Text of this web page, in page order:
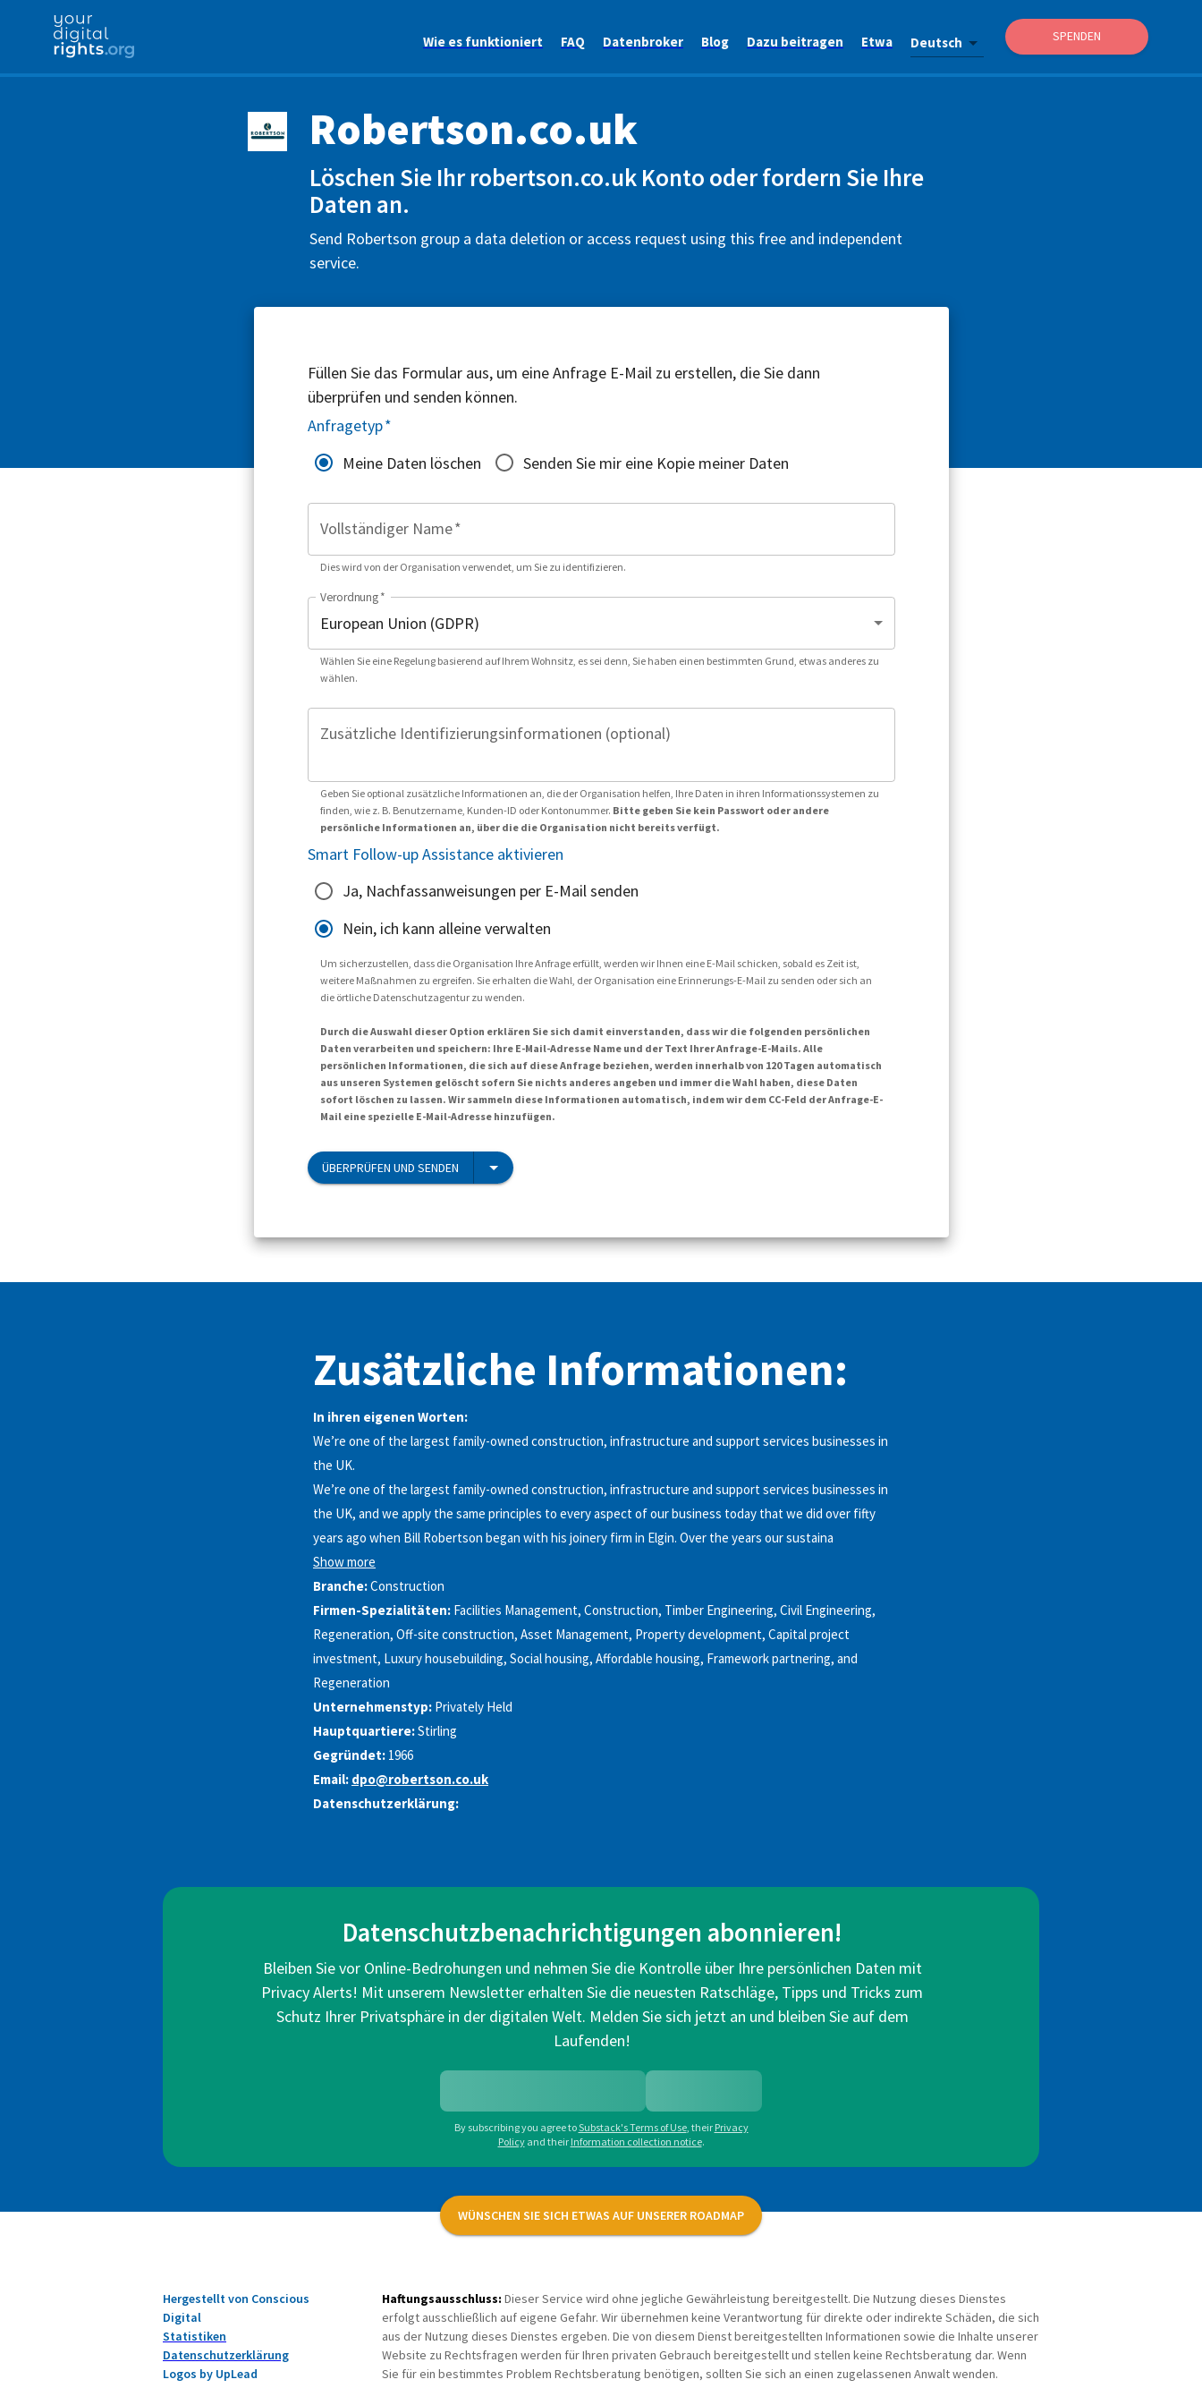
Wie es funktioniert FAQ Datenbroker Blog Dazu beitragen Etwa Deutsch SPENDEN
Robertson.co.uk
Löschen Sie Ihr robertson.co.uk Konto oder fordern Sie Ihre
Daten an.
Send Robertson group a data deletion or access request using this free and independent
service.
Füllen Sie das Formular aus, um eine Anfrage E-Mail zu erstellen, die Sie dann
überprüfen und senden können.
Anfragetyp*
Meine Daten löschen
Senden Sie mir eine Kopie meiner Daten
Vollständiger Name*
Dies wird von der Organisation verwendet, um Sie zu identifizieren.
Verordnung*
Wählen Sie eine Regelung basierend auf Ihrem Wohnsitz, es sei denn, Sie haben einen bestimmten Grund, etwas anderes zu
wählen.
Zusätzliche Identifizierungsinformationen (optional)
Geben Sie optional zusätzliche Informationen an, die der Organisation helfen, Ihre Daten in ihren Informationssystemen zu
finden, wie z. B. Benutzername, Kunden-ID oder Kontonummer. Bitte geben Sie kein Passwort oder andere
persönliche Informationen an, über die die Organisation nicht bereits verfügt.
Smart Follow-up Assistance aktivieren
Ja, Nachfassanweisungen per E-Mail senden
Nein, ich kann alleine verwalten
Um sicherzustellen, dass die Organisation Ihre Anfrage erfüllt, werden wir Ihnen eine E-Mail schicken, sobald es Zeit ist,
weitere Maßnahmen zu ergreifen. Sie erhalten die Wahl, der Organisation eine Erinnerungs-E-Mail zu senden oder sich an
die örtliche Datenschutzagentur zu wenden.
Durch die Auswahl dieser Option erklären Sie sich damit einverstanden, dass wir die folgenden persönlichen
Daten verarbeiten und speichern: Ihre E-Mail-Adresse Name und der Text Ihrer Anfrage-E-Mails. Alle
persönlichen Informationen, die sich auf diese Anfrage beziehen, werden innerhalb von 120 Tagen automatisch
aus unseren Systemen gelöscht sofern Sie nichts anderes angeben und immer die Wahl haben, diese Daten
sofort löschen zu lassen. Wir sammeln diese Informationen automatisch, indem wir dem CC-Feld der Anfrage-E-
Mail eine spezielle E-Mail-Adresse hinzufügen.
ÜBERPRÜFEN UND SENDEN
Zusätzliche Informationen:
In ihren eigenen Worten:
We’re one of the largest family-owned construction, infrastructure and support services businesses in
the UK.
We’re one of the largest family-owned construction, infrastructure and support services businesses in
the UK, and we apply the same principles to every aspect of our business today that we did over fifty
years ago when Bill Robertson began with his joinery firm in Elgin. Over the years our sustaina
Show more
Branche:Construction
Firmen-Spezialitäten: Facilities Management, Construction, Timber Engineering, Civil Engineering,
Regeneration, Off-site construction, Asset Management, Property development, Capital project
investment, Luxury housebuilding, Social housing, Affordable housing, Framework partnering, and
Regeneration
Unternehmenstyp: Privately Held
Hauptquartiere:Stirling
Gegründet: 1966
Email: dpo@robertson.co.uk
Datenschutzerklärung:
Datenschutzbenachrichtigungen abonnieren!
Bleiben Sie vor Online-Bedrohungen und nehmen Sie die Kontrolle über Ihre persönlichen Daten mit
Privacy Alerts! Mit unserem Newsletter erhalten Sie die neuesten Ratschläge, Tipps und Tricks zum
Schutz Ihrer Privatsphäre in der digitalen Welt. Melden Sie sich jetzt an und bleiben Sie auf dem
Laufenden!
By subscribing you agree toSubstack's Terms of Use, their Privacy
Policy and their Information collection notice.
WÜNSCHEN SIE SICH ETWAS AUF UNSERER ROADMAP
Hergestellt von Conscious
Digital
Statistiken
Datenschutzerklärung
Logos by UpLead
Haftungsausschluss: Dieser Service wird ohne jegliche Gewährleistung bereitgestellt. Die Nutzung dieses Dienstes
erfolgt ausschließlich auf eigene Gefahr. Wir übernehmen keine Verantwortung für direkte oder indirekte Schäden, die sich
aus der Nutzung dieses Dienstes ergeben. Die von diesem Dienst bereitgestellten Informationen sowie die Inhalte unserer
Website zu Rechtsfragen werden für Ihren privaten Gebrauch bereitgestellt und stellen keine Rechtsberatung dar. Wenn
Sie für ein bestimmtes Problem Rechtsberatung benötigen, sollten Sie sich an einen zugelassenen Anwalt wenden.